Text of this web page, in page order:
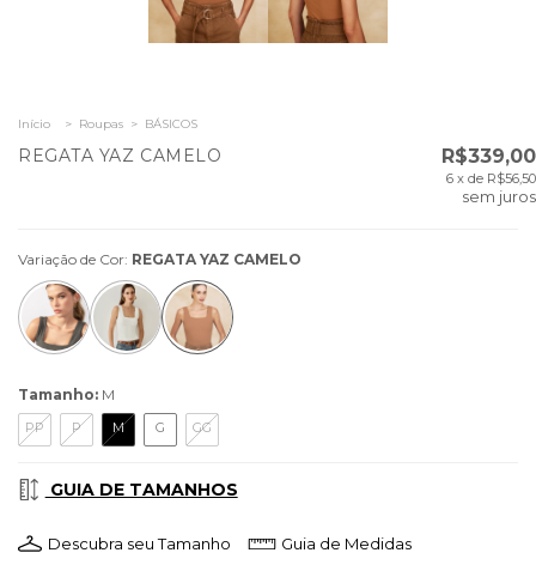
Início > Roupas > BÁSICOS
REGATA YAZ CAMELO R$339,00
6 x de R$56,50
sem juros
Variação de Cor: REGATA YAZ CAMELO
Tamanho: M
PP P M G GG
GUIA DE TAMANHOS
Descubra seu Tamanho Guia de Medidas